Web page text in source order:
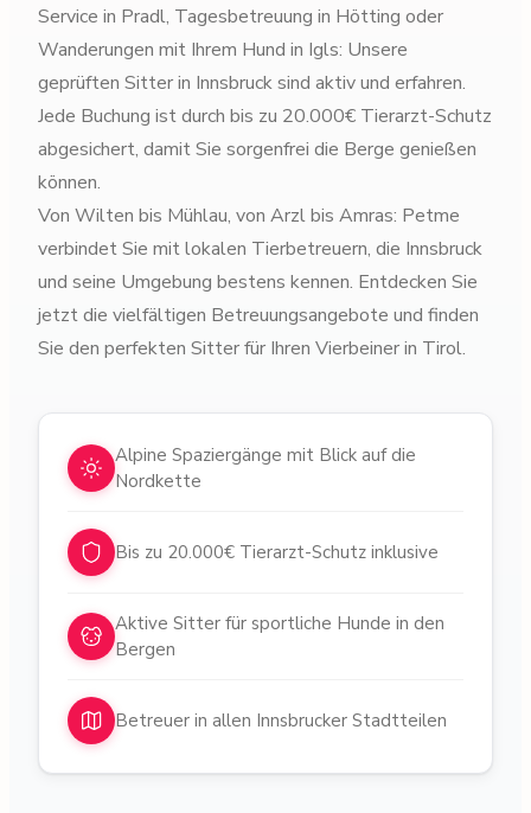
Service in Pradl, Tagesbetreuung in Hötting oder
Wanderungen mit Ihrem Hund in Igls: Unsere
geprüften Sitter in Innsbruck sind aktiv und erfahren.
Jede Buchung ist durch bis zu 20.000€ Tierarzt-Schutz
abgesichert, damit Sie sorgenfrei die Berge genießen
können.
Von Wilten bis Mühlau, von Arzl bis Amras: Petme
verbindet Sie mit lokalen Tierbetreuern, die Innsbruck
und seine Umgebung bestens kennen. Entdecken Sie
jetzt die vielfältigen Betreuungsangebote und finden
Sie den perfekten Sitter für Ihren Vierbeiner in Tirol.
Warum Tiersitter in Innsbruck
Alpine Spaziergänge mit Blick auf die
Nordkette
Bis zu 20.000€ Tierarzt-Schutz inklusive
Aktive Sitter für sportliche Hunde in den
Bergen
Betreuer in allen Innsbrucker Stadtteilen